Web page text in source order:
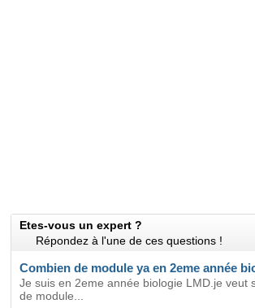
Etes-vous un expert ?
Répondez à l'une de ces questions !
Combien de module ya en 2eme année
Je suis en 2eme année biologie LMD.je veut
de module...